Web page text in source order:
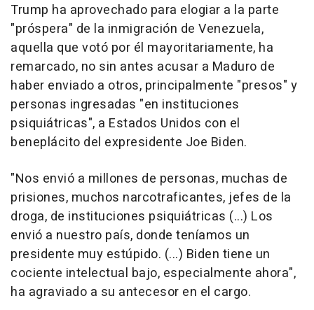
Trump ha aprovechado para elogiar a la parte
"próspera" de la inmigración de Venezuela,
aquella que votó por él mayoritariamente, ha
remarcado, no sin antes acusar a Maduro de
haber enviado a otros, principalmente "presos" y
personas ingresadas "en instituciones
psiquiátricas", a Estados Unidos con el
beneplácito del expresidente Joe Biden.
"Nos envió a millones de personas, muchas de
prisiones, muchos narcotraficantes, jefes de la
droga, de instituciones psiquiátricas (...) Los
envió a nuestro país, donde teníamos un
presidente muy estúpido. (...) Biden tiene un
cociente intelectual bajo, especialmente ahora",
ha agraviado a su antecesor en el cargo.